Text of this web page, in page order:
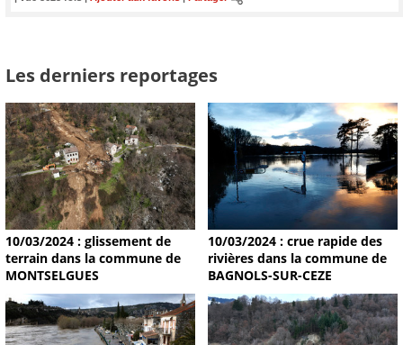
Les derniers reportages
10/03/2024 : glissement de
terrain dans la commune de
MONTSELGUES
10/03/2024 : crue rapide des
rivières dans la commune de
BAGNOLS-SUR-CEZE